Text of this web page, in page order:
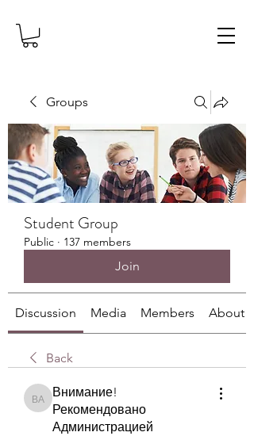
Groups
Student Group
Public · 137 members
Join
Discussion Media Members About
Back
Внимание! Рекомендовано Администрацией
Внимание!
Рекомендовано
Администрацией